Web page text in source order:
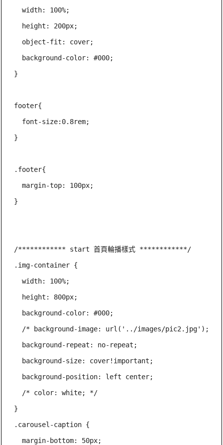
  width: 100%;
  height: 200px;
  object-fit: cover;
  background-color: #000;
}
footer{
  font-size:0.8rem;
}
.footer{
  margin-top: 100px;
}
/************ start 首頁輪播樣式 ************/
.img-container {
  width: 100%;
  height: 800px;
  background-color: #000;
  /* background-image: url('../images/pic2.jpg'); */
  background-repeat: no-repeat;
  background-size: cover!important;
  background-position: left center;
  /* color: white; */
}
.carousel-caption {
  margin-bottom: 50px;